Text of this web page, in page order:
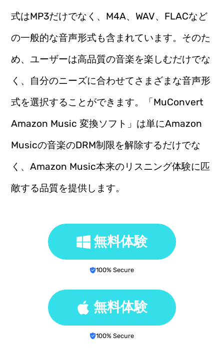
式はMP3だけでなく、M4A、WAV、FLACなど
の一般的な音声形式も含まれています。そのた
め、ユーザーは高品質の音楽を楽しむだけでな
く、自分のニーズに合わせてさまざまな音声形
式を選択することができます。「MuConvert
Amazon Music 変換ソフト」は単にAmazon
Musicの音楽のDRM制限を解除するだけでな
く、Amazon Music本来のリスニング体験に匹
敵する品質を提供します。
無料体験
100% Secure
無料体験
100% Secure